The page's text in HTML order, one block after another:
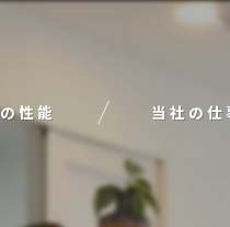
性能 当社の仕
注文住宅